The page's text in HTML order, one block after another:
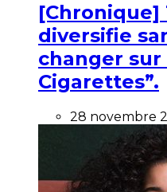
[Chronique]
diversifie
changer sur
Cigarettes”.
28 novembre